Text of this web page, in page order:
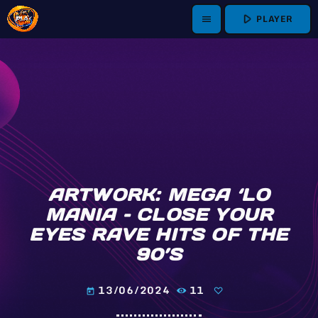
menu play_arrow PLAYER
ARTWORK: MEGA ‘LO
MANIA – CLOSE YOUR
EYES RAVE HITS OF THE
90’S
today 13/06/2024 11